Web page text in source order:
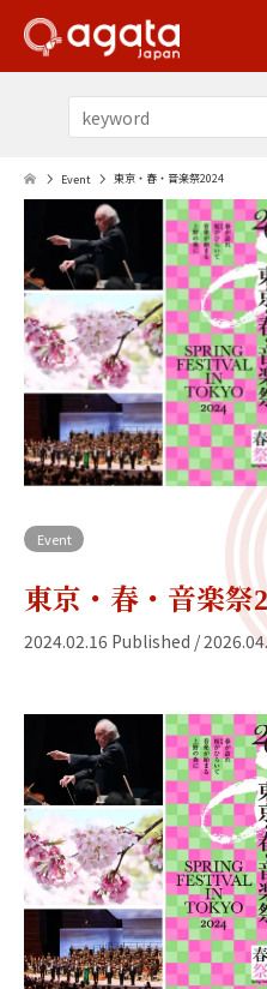
Event 東京・春・音楽祭2024
Event
東京・春・音楽祭
2024.02.16 Published /